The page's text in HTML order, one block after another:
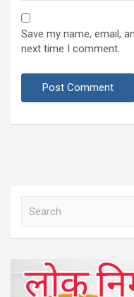
Save my name, email,
next time I comment.
h